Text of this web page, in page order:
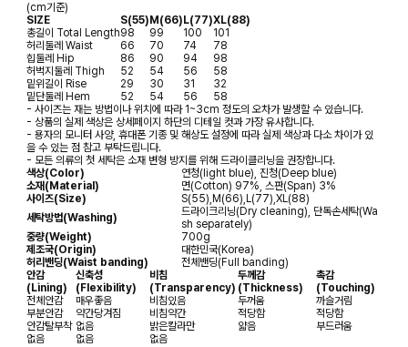
(cm기준)
SIZE
S(55) M(66) L(77)XL(88)
총길이 Total Length98 99 100
101
허리둘레 Waist 66 70 74
78
힙둘레 Hip 86 90 94
98
허벅지둘레 Thigh 52 54 56
58
밑위길이
Rise 29 30 31
32
밑단둘레 Hem 52 54 56
58
- 사이즈는 재는 방법이나 위치에 따라 1~3cm 정도의 오차가 발생할 수 있습니다.
- 상품의 실제 색상은 상세페이지 하단의 디테일 컷과 가장 유사합니다.
- 용자의 모니터 사양, 휴대폰 기종 및 해상도 설정에 따라 실제 색상과 다소 차이가 있
을 수 있는 점 참고 부탁드립니다.
- 모든 의류의 첫 세탁은 소재 변형 방지를 위해 드라이클리닝을 권장합니다.
색상(Color)
연청(light blue), 진청(Deep blue)
소재(Material)
면(Cotton) 97%, 스판(Span) 3%
사이즈(Size)
S(55),M(66),L(77),XL(88)
세탁방법(Washing)
드라이크리닝(Dry cleaning), 단독손세탁(Wa
sh separately)
중량(Weight)
700g
제조국(Origin)
대한민국(Korea)
허리밴딩(Waist banding)
전체밴딩(Full banding)
안감
(Lining)
신축성
(Flexibility)
비침
(Transparency)
두께감
(Thickness)
촉감
(Touching)
전체안감
매우좋음 비침있음 두꺼움
까슬거림
부분안감
약간당겨짐 비침약간 적당함
적당함
안감탈부착 없음 밝은칼라만 얇음
부드러움
없음
없음 없음